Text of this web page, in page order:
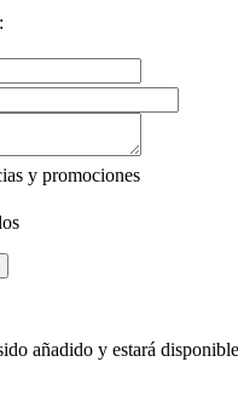
y promociones
añadido y estará